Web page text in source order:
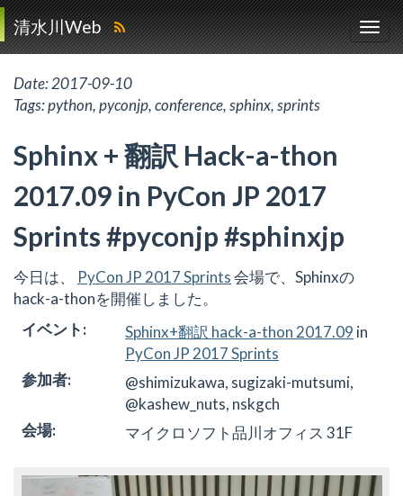
清水川Web
Date:2017-09-10
Tags:python,pyconjp,conference,sphinx,sprints
Sphinx + 翻訳 Hack-a-thon
2017.09 in PyCon JP 2017
Sprints #pyconjp #sphinxjp
今日は、 PyCon JP 2017 Sprints会場で、Sphinxの
hack-a-thonを開催しました。
イベント: Sphinx+翻訳 hack-a-thon 2017.09 in
PyCon JP 2017 Sprints
参加者:
@shimizukawa, sugizaki-mutsumi,
@kashew_nuts, nskgch
会場: マイクロソフト品川オフィス 31F